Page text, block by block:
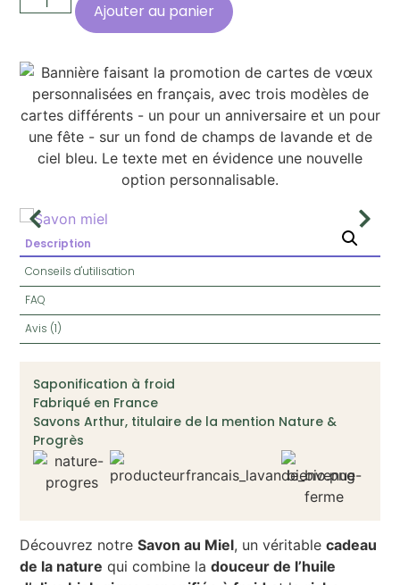
Description
Conseils d'utilisation
FAQ
Avis (1)
Saponification à froid
Fabriqué en France
Savons Arthur, titulaire de la mention Nature &
Progrès
Découvrez notreSavon au Miel, un véritablecadeau
de la nature qui combine ladouceur de l’huile
Ajouter au panier